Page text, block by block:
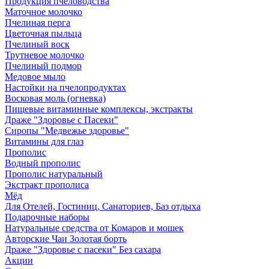
Маточное молочко
Пчелиная перга
Цветочная пыльца
Пчелиный воск
Трутневое молочко
Пчелиный подмор
Медовое мыло
Настойки на пчелопродуктах
Восковая моль (огневка)
Пищевые витаминные комплексы, экстракты
Драже "Здоровье с Пасеки"
Сиропы "Медвежье здоровье"
Витамины для глаз
Прополис
Водный прополис
Прополис натуральный
Экстракт прополиса
Мёд
Для Отелей, Гостиниц, Санаториев, Баз отдыха
Подарочные наборы
Натуральные средства от Комаров и мошек
Авторские Чаи Золотая борть
Драже "Здоровье с пасеки" Без сахара
Акции